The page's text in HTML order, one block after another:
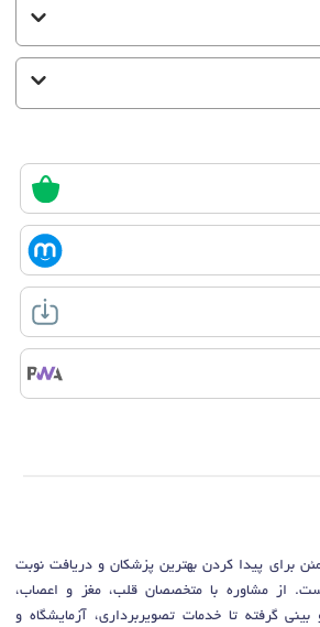
برای پیدا کردن بهترین پزشکان و دریافت نوبت
از مشاوره با متخصصان قلب، مغز و اعصاب،
گرفته تا خدمات تصویربرداری، آزمایشگاه و